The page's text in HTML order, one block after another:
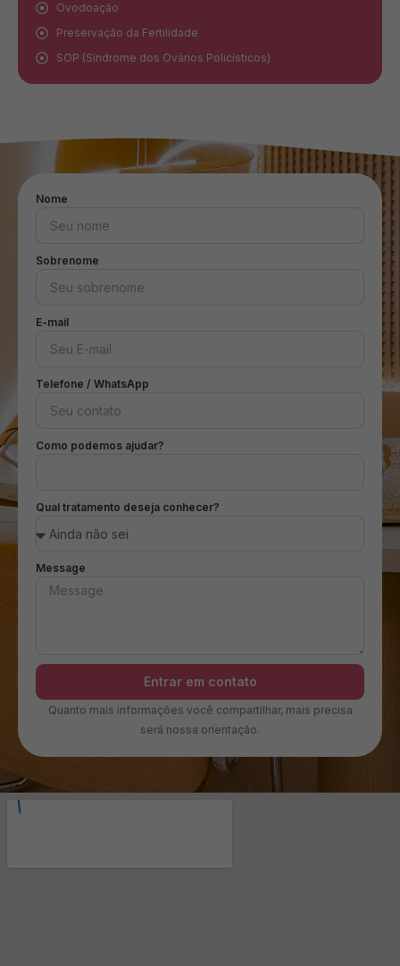
Ovodoação
Preservação da Fertilidade
SOP (Síndrome dos Ovários Policísticos)
Nome
Sobrenome
E-mail
Telefone / WhatsApp
Como podemos ajudar?
Qual tratamento deseja conhecer?
Message
Entrar em contato
Quanto mais informações você compartilhar, mais precisa
será nossa orientação.